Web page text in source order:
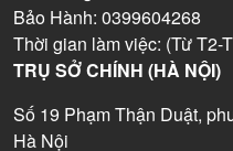
Bảo Hành: 0399604268
Thời gian làm việc: (Từ T2-
TRỤ SỞ CHÍNH (HÀ NỘI)
Số 19 Phạm Thận Duật,
Hà Nội